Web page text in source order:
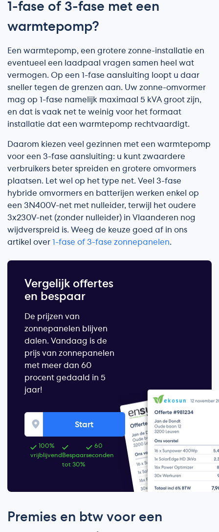
1-fase of 3-fase met een
warmtepomp?
Een warmtepomp, een grotere zonne-installatie en
eventueel een laadpaal vragen samen heel wat
vermogen. Op een 1-fase aansluiting loopt u daar
sneller tegen de grenzen aan. Uw zonne-omvormer
mag op 1-fase namelijk maximaal 5 kVA groot zijn,
en dat is vaak net te weinig voor het formaat
installatie dat een warmtepomp rechtvaardigt.
Daarom kiezen veel gezinnen met een warmtepomp
voor een 3-fase aansluiting: u kunt zwaardere
verbruikers beter spreiden en grotere omvormers
plaatsen. Let wel op het type net. Veel 3-fase
hybride omvormers en batterijen werken enkel op
een 3N400V-net met nulleider, terwijl het oudere
3x230V-net (zonder nulleider) in Vlaanderen nog
wijdverspreid is. Weeg de keuze goed af in ons
artikel over 1-fase of 3-fase zonnepanelen.
Vergelijk offertes
en bespaar
De prijzen van
zonnepanelen blijven
dalen. Vandaag is de
prijs van zonnepanelen
met meer dan 60
procent gedaald in 5
jaar!
Start
100%
vrijblijvend Bespaar
tot 30%
60
seconden
Premies en btw voor een